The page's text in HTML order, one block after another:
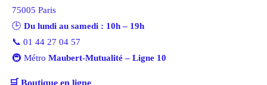
75005 Paris
🕒 Du lundi au samedi : 10h – 19h
📞 01 44 27 04 57
🚇 Métro Maubert-Mutualité – Ligne 10